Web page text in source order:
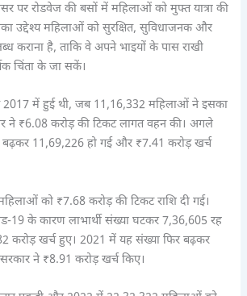
पर रोडवेज की बसों में महिलाओं को मुफ्त यात्रा की
उद्देश्य महिलाओं को सुरक्षित, सुविधाजनक और
कराना है, ताकि वे अपने भाइयों के पास राखी
चिंता के जा सकें।
में हुई थी, जब 11,16,332 महिलाओं ने इसका
ने ₹6.08 करोड़ की टिकट लागत वहन की। अगले
बढ़कर 11,69,226 हो गई और ₹7.41 करोड़ खर्च
को ₹7.68 करोड़ की टिकट राशि दी गई।
19 के कारण लाभार्थी संख्या घटकर 7,36,605 रह
करोड़ खर्च हुए। 2021 में यह संख्या फिर बढ़कर
ने ₹8.91 करोड़ खर्च किए।